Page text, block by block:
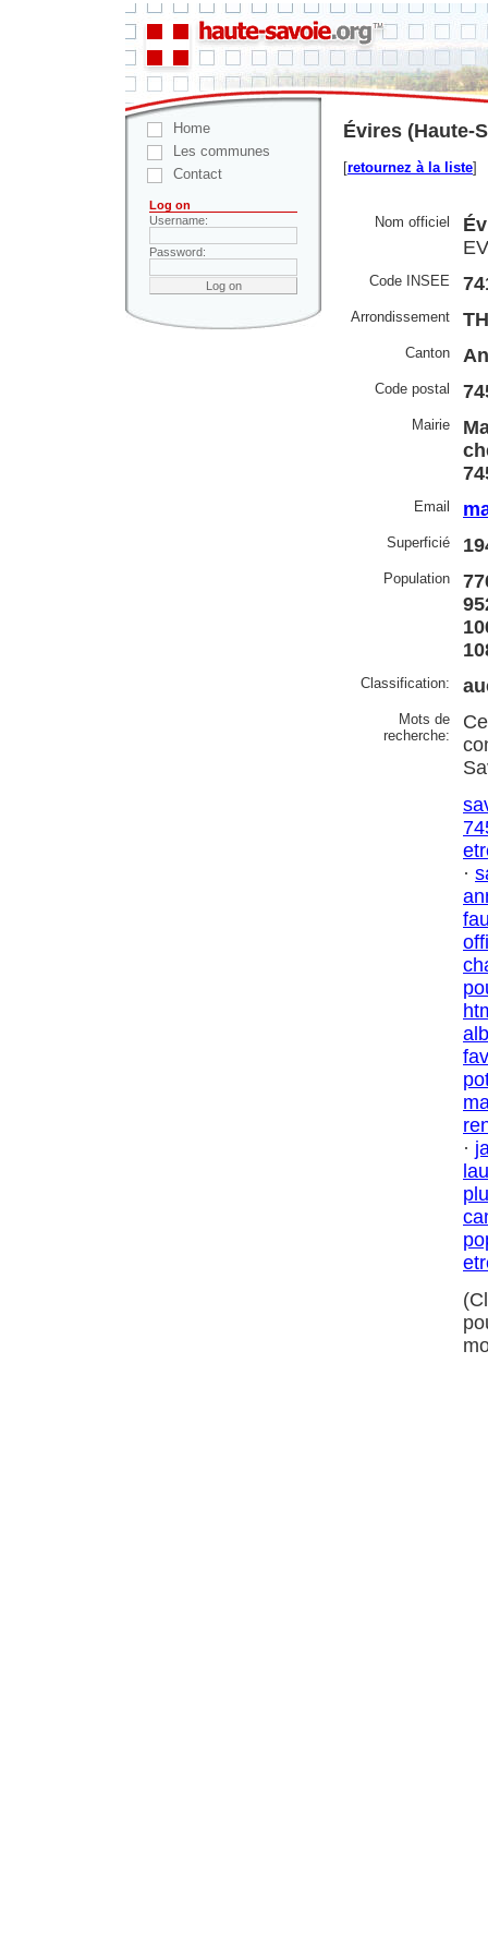
Home
Les communes
Contact
Log on
Username:
Password:
Évires (Haute-
[retournez à la liste]
Nom officiel
Code INSEE
Arrondissement
Canton
Code postal
Mairie
Email
Superficié
Population
Classification:
Mots de
recherche:
·
·